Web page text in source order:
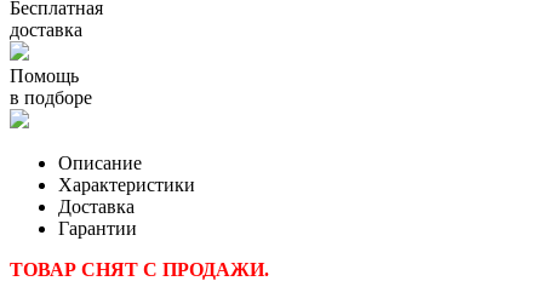
Бесплатная
доставка
Помощь
в подборе
Описание
Характеристики
Доставка
Гарантии
ТОВАР СНЯТ С ПРОДАЖИ.